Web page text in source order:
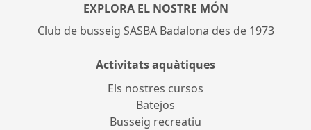
EXPLORA EL NOSTRE MÓN
Club de busseig SASBA Badalona des de 1973
Activitats aquàtiques
Els nostres cursos
Batejos
Busseig recreatiu